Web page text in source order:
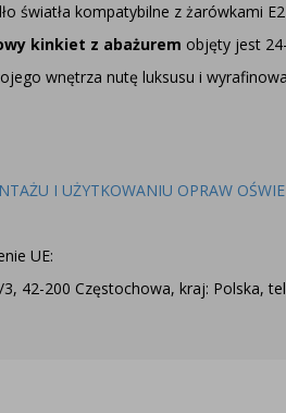
światła kompatybilne z żarówkami
kinkiet z abażurem objęty jest
wnętrza nutę luksusu i
I UŻYTKOWANIU OPRAW
UE:
42-200 Częstochowa, kraj: Polska,